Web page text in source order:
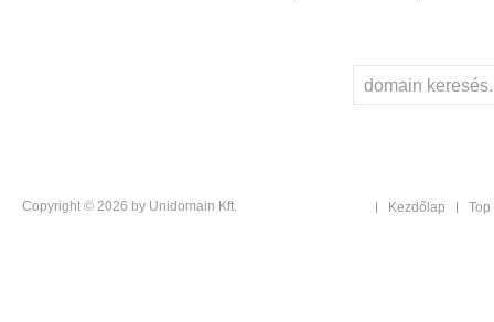
Copyright © 2026 by Unidomain Kft. Kezdőlap